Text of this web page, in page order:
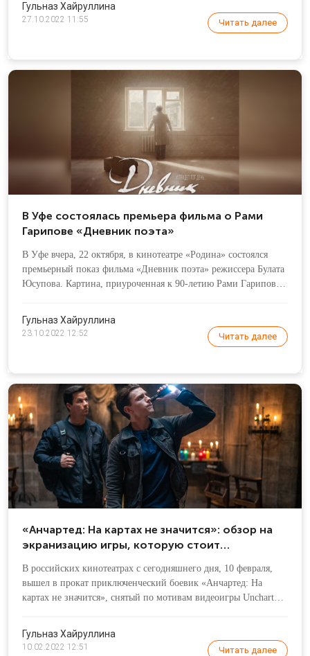
Гульназ Хайруллина
27.10.2022 11:55 Читать далее
В Уфе состоялась премьера фильма о Рами
Гарипове «Дневник поэта»
В Уфе вчера, 22 октября, в кинотеатре «Родина» состоялся
премьерный показ фильма «Дневник поэта» режиссера Булата
Юсупова. Картина, приуроченная к 90-летию Рами Гарипова,
Гульназ Хайруллина
23.10.2022 12:52 Читать далее
«Анчартед: На картах не значится»: обзор на
экранизацию игры, которую стоит
В российских кинотеатрах с сегодняшнего дня, 10 февраля,
вышел в прокат приключенческий боевик «Анчартед: На
картах не значится», снятый по мотивам видеоигры Uncharted.
разработке.
Гульназ Хайруллина
10.02.2022 12:51 Читать далее